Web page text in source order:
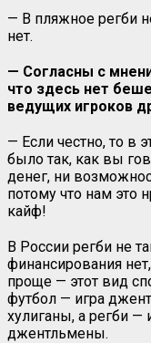
— В пляжное регби
нет.
— Согласны с
что здесь нет
ведущих игроков
— Если честно, то в
было так, как вы
денег, ни
потому что нам это
кайф!
В России регби не
финансирования
проще — этот вид
футбол — игра
хулиганы, а регби —
джентльмены.